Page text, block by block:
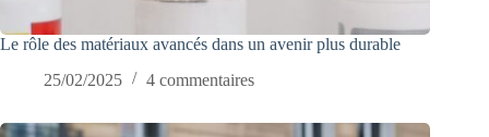
Le rôle des matériaux avancés dans un avenir plus durable
25/02/2025
4 commentaires